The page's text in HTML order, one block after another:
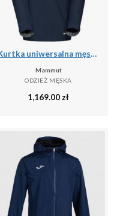
Kurtka uniwersalna męska Mammut Treeline Light Hs
Mammut
ODZIEŻ MĘSKA
1,169.00zł